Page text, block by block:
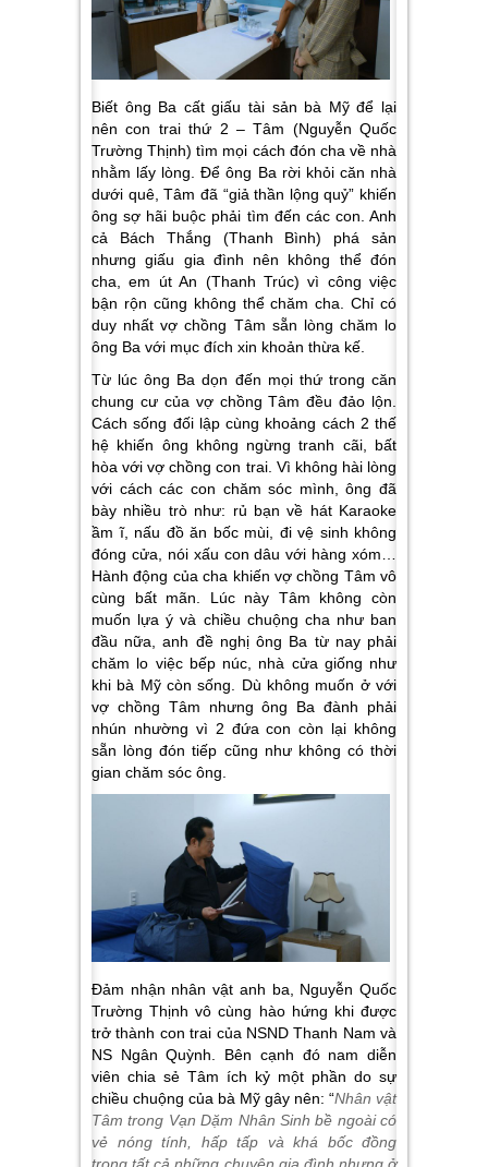
Biết ông Ba cất giấu tài sản bà Mỹ để lại
nên con trai thứ 2 – Tâm (Nguyễn Quốc
Trường Thịnh) tìm mọi cách đón cha về nhà
nhằm lấy lòng. Để ông Ba rời khỏi căn nhà
dưới quê, Tâm đã “giả thần lộng quỷ” khiến
ông sợ hãi buộc phải tìm đến các con. Anh
cả Bách Thắng (Thanh Bình) phá sản
nhưng giấu gia đình nên không thể đón
cha, em út An (Thanh Trúc) vì công việc
bận rộn cũng không thể chăm cha. Chỉ có
duy nhất vợ chồng Tâm sẵn lòng chăm lo
ông Ba với mục đích xin khoản thừa kế.
Từ lúc ông Ba dọn đến mọi thứ trong căn
chung cư của vợ chồng Tâm đều đảo lộn.
Cách sống đối lập cùng khoảng cách 2 thế
hệ khiến ông không ngừng tranh cãi, bất
hòa với vợ chồng con trai. Vì không hài lòng
với cách các con chăm sóc mình, ông đã
bày nhiều trò như: rủ bạn về hát Karaoke
ầm ĩ, nấu đồ ăn bốc mùi, đi vệ sinh không
đóng cửa, nói xấu con dâu với hàng xóm…
Hành động của cha khiến vợ chồng Tâm vô
cùng bất mãn. Lúc này Tâm không còn
muốn lựa ý và chiều chuộng cha như ban
đầu nữa, anh đề nghị ông Ba từ nay phải
chăm lo việc bếp núc, nhà cửa giống như
khi bà Mỹ còn sống. Dù không muốn ở với
vợ chồng Tâm nhưng ông Ba đành phải
nhún nhường vì 2 đứa con còn lại không
sẵn lòng đón tiếp cũng như không có thời
gian chăm sóc ông.
Đảm nhận nhân vật anh ba, Nguyễn Quốc
Trường Thịnh vô cùng hào hứng khi được
trở thành con trai của NSND Thanh Nam và
NS Ngân Quỳnh. Bên cạnh đó nam diễn
viên chia sẻ Tâm ích kỷ một phần do sự
chiều chuộng của bà Mỹ gây nên: “Nhân vật
Tâm trong Vạn Dặm Nhân Sinh bề ngoài có
vẻ nóng tính, hấp tấp và khá bốc đồng